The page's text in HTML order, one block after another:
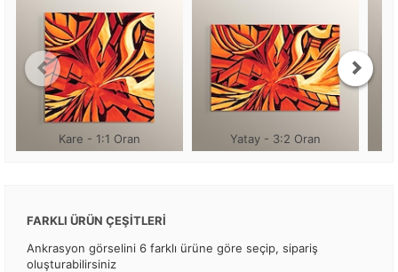
Kare - 1:1 Oran Yatay - 3:2 Oran
FARKLI ÜRÜN ÇEŞİTLERİ
Ankrasyon görselini 6 farklı ürüne göre seçip, sipariş
oluşturabilirsiniz